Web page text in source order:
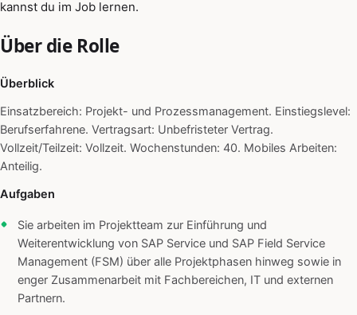
kannst du im Job lernen.
Über die Rolle
Überblick
Einsatzbereich: Projekt- und Prozessmanagement. Einstiegslevel:
Berufserfahrene. Vertragsart: Unbefristeter Vertrag.
Vollzeit/Teilzeit: Vollzeit. Wochenstunden: 40. Mobiles Arbeiten:
Anteilig.
Aufgaben
Sie arbeiten im Projektteam zur Einführung und
Weiterentwicklung von SAP Service und SAP Field Service
Management (FSM) über alle Projektphasen hinweg sowie in
enger Zusammenarbeit mit Fachbereichen, IT und externen
Partnern.